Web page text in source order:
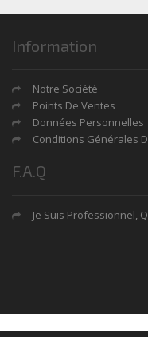
Information
Notre Société
Points De Ventes
Données Personnelles
Conditions Générales De Ventes
F.A.Q
Je Suis Professionnel, Quels Sont Mes Avantages?